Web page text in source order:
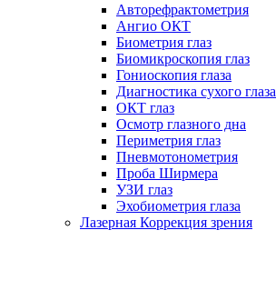
Авторефрактометрия
Ангио ОКТ
Биометрия глаз
Биомикроскопия глаз
Гониоскопия глаза
Диагностика сухого глаза
ОКТ глаз
Осмотр глазного дна
Периметрия глаз
Пневмотонометрия
Проба Ширмера
УЗИ глаз
Эхобиометрия глаза
Лазерная Коррекция зрения